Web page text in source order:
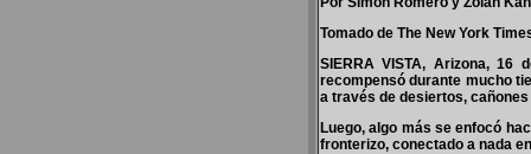
Tomado de The New York
SIERRA VISTA, Arizona,
recompensó durante mucho
a través de desiertos,
Luego, algo más se enfocó
fronterizo, conectado a nada